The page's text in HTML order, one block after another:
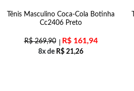
Tênis Masculino Coca-Cola Botinha
Cc2406 Preto
R$269,90 R$161,94
8x de R$ 21,26